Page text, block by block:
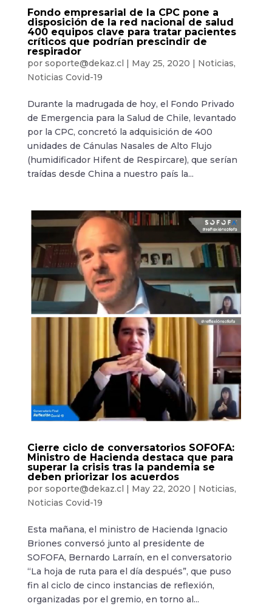
Fondo empresarial de la CPC pone a
disposición de la red nacional de salud
400 equipos clave para tratar pacientes
críticos que podrían prescindir de
respirador
por soporte@dekaz.cl | May 25, 2020 | Noticias,
Noticias Covid-19
Durante la madrugada de hoy, el Fondo Privado
de Emergencia para la Salud de Chile, levantado
por la CPC, concretó la adquisición de 400
unidades de Cánulas Nasales de Alto Flujo
(humidificador Hifent de Respircare), que serían
traídas desde China a nuestro país la...
Cierre ciclo de conversatorios SOFOFA:
Ministro de Hacienda destaca que para
superar la crisis tras la pandemia se
deben priorizar los acuerdos
por soporte@dekaz.cl | May 22, 2020 | Noticias,
Noticias Covid-19
Esta mañana, el ministro de Hacienda Ignacio
Briones conversó junto al presidente de
SOFOFA, Bernardo Larraín, en el conversatorio
“La hoja de ruta para el día después”, que puso
fin al ciclo de cinco instancias de reflexión,
organizadas por el gremio, en torno al...